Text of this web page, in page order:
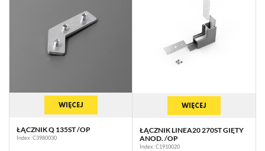
WIĘCEJ
ŁĄCZNIK Q 135ST /OP
Index: C3980030
WIĘCEJ
ŁĄCZNIK LINEA20 270ST GIĘTY
ANOD. /OP
Index: C1910020